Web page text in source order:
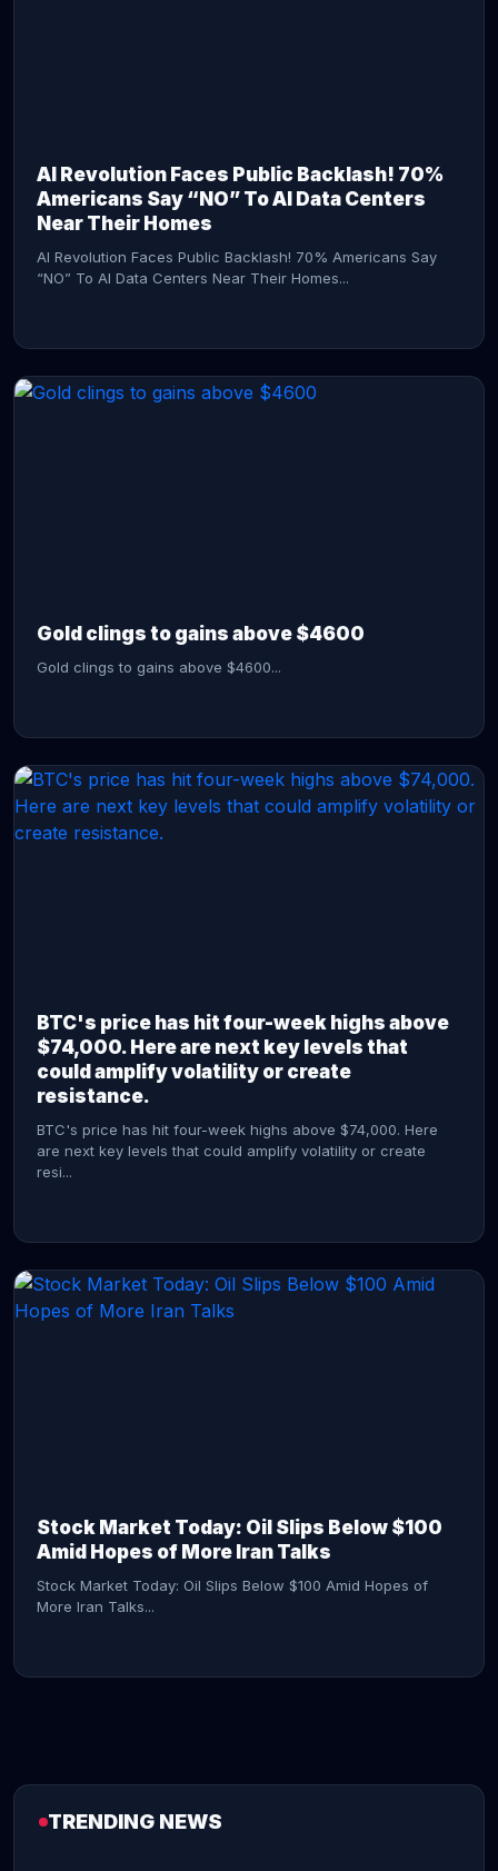
AI Revolution Faces Public Backlash! 70%
Americans Say “NO” To AI Data Centers
Near Their Homes
AI Revolution Faces Public Backlash! 70% Americans Say
“NO” To AI Data Centers Near Their Homes...
Gold clings to gains above $4600
Gold clings to gains above $4600...
BTC's price has hit four-week highs above
$74,000. Here are next key levels that
could amplify volatility or create
resistance.
BTC's price has hit four-week highs above $74,000. Here
are next key levels that could amplify volatility or create
resi...
Stock Market Today: Oil Slips Below $100
Amid Hopes of More Iran Talks
Stock Market Today: Oil Slips Below $100 Amid Hopes of
More Iran Talks...
TRENDING NEWS